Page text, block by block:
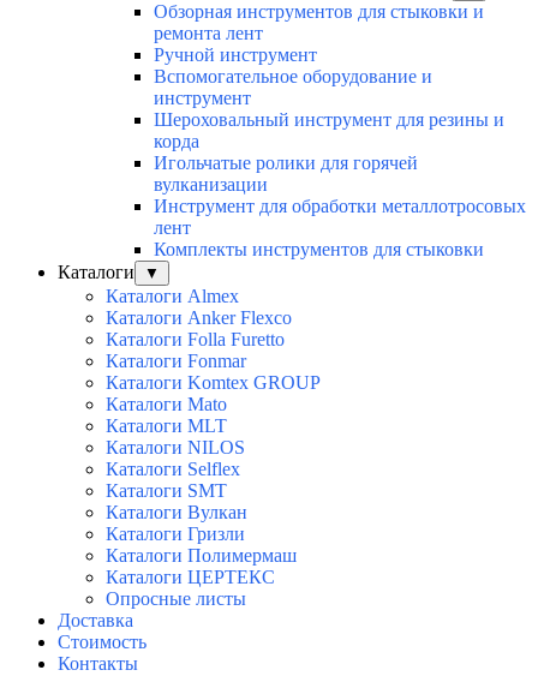
Обзорная инструментов для стыковки и
ремонта лент
Ручной инструмент
Вспомогательное оборудование и
инструмент
Шероховальный инструмент для резины и
корда
Игольчатые ролики для горячей
вулканизации
Инструмент для обработки металлотросовых
лент
Комплекты инструментов для стыковки
Каталоги
▼
Каталоги Almex
Каталоги Anker Flexco
Каталоги Folla Furetto
Каталоги Fonmar
Каталоги Komtex GROUP
Каталоги Mato
Каталоги MLT
Каталоги NILOS
Каталоги Selflex
Каталоги SMT
Каталоги Вулкан
Каталоги Гризли
Каталоги Полимермаш
Каталоги ЦЕРТЕКС
Опросные листы
Доставка
Стоимость
Контакты